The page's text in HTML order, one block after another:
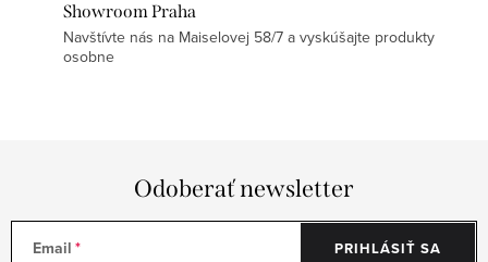
Showroom Praha
Navštívte nás na Maiselovej 58/7 a vyskúšajte produkty
osobne
Odoberať newsletter
Email PRIHLÁSIŤ SA